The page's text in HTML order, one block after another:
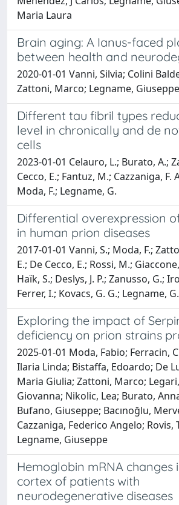
Maria Laura
Brain aging: A Ianus-faced
between health and
2020-01-01 Vanni, Silvia; Colini
Zattoni, Marco; Legname, Giuseppe
Different tau fibril types
level in chronically and de
cells
2023-01-01 Celauro, L.; Burato, A.;
Cecco, E.; Fantuz, M.; Cazzaniga, F.
Moda, F.; Legname, G.
Differential overexpression of
in human prion diseases
2017-01-01 Vanni, S.; Moda, F.;
E.; De Cecco, E.; Rossi, M.;
Haïk, S.; Deslys, J. P.; Zanusso, G.;
Ferrer, I.; Kovacs, G. G.; Legname, G.
Exploring the impact of
deficiency on prion strains
2025-01-01 Moda, Fabio; Ferracin,
Ilaria Linda; Bistaffa, Edoardo; De
Maria Giulia; Zattoni, Marco;
Giovanna; Nikolic, Lea; Burato,
Bufano, Giuseppe; Bacınoğlu,
Cazzaniga, Federico Angelo; Rovis,
Legname, Giuseppe
Hemoglobin mRNA changes
cortex of patients with
neurodegenerative diseases